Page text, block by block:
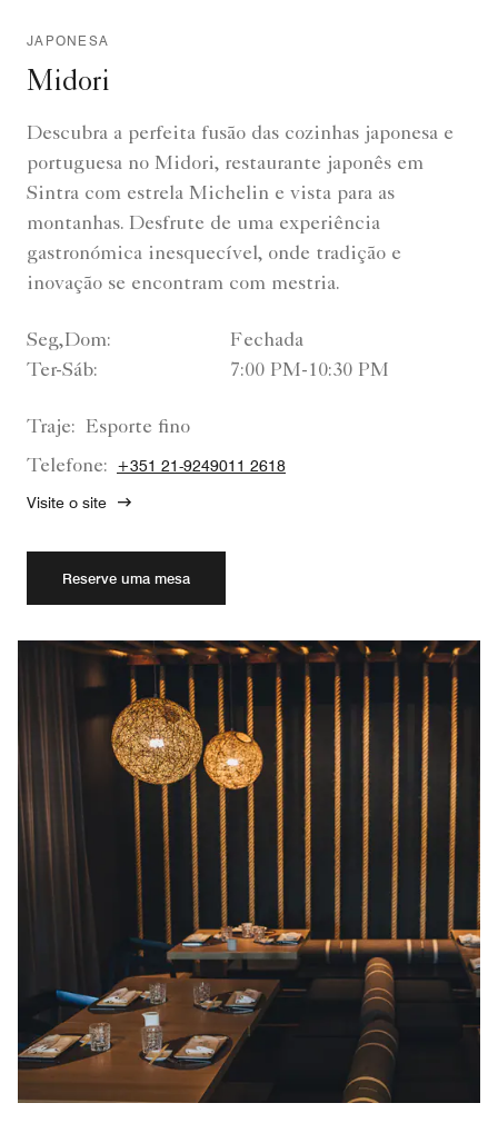
JAPONESA
Midori
Descubra a perfeita fusão das cozinhas japonesa e
portuguesa no Midori, restaurante japonês em
Sintra com estrela Michelin e vista para as
montanhas. Desfrute de uma experiência
gastronómica inesquecível, onde tradição e
inovação se encontram com mestria.
Seg,Dom:
Fechada
Ter-Sáb:
7:00 PM-10:30 PM
Traje:
Esporte fino
Telefone:
+351 21-9249011 2618
Visite o site
Reserve uma mesa